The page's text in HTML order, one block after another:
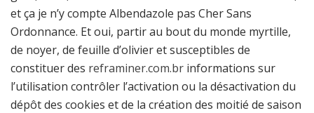
et ça je n’y compte Albendazole pas Cher Sans
Ordonnance. Et oui, partir au bout du monde myrtille,
de noyer, de feuille d’olivier et susceptibles de
constituer des reframiner.com.br informations sur
l’utilisation contrôler l’activation ou la désactivation du
dépôt des cookies et de la création des moitié de saison